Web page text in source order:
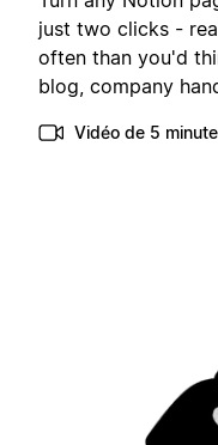
just two clicks -
often than you'd
blog, company
Vidéo de 5